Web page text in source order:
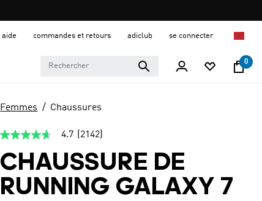
aide commandes et retours adiclub se connecter
0
Femmes Chaussures
4.7
sur
5,
valeur
de
4.7 (2142)
CHAUSSURE DE
RUNNING GALAXY 7